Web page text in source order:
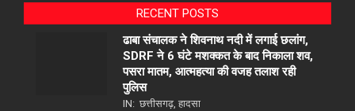
RECENT POSTS
ढाबा संचालक ने शिवनाथ नदी में लगाई छलांग,
SDRF ने 6 घंटे मशक्कत के बाद निकाला शव,
पसरा मातम, आत्महत्या की वजह तलाश रही
पुलिस
IN: छत्तीसगढ़ हादसा